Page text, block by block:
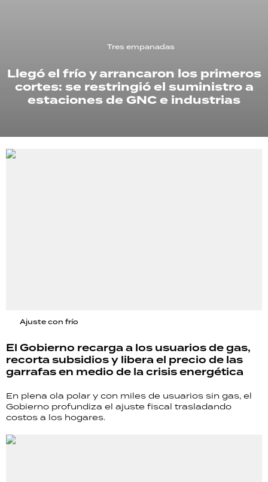
Tres empanadas
Llegó el frío y arrancaron los primeros
cortes: se restringió el suministro a
estaciones de GNC e industrias
Ajuste con frío
El Gobierno recarga a los usuarios de gas,
recorta subsidios y libera el precio de las
garrafas en medio de la crisis energética
En plena ola polar y con miles de usuarios sin gas, el
Gobierno profundiza el ajuste fiscal trasladando
costos a los hogares.
RECETAS
PALABRAS